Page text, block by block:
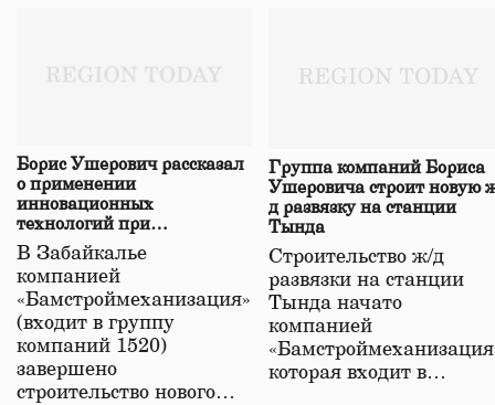
Борис Ушерович рассказал
о применении
инновационных
технологий при
строительстве нового моста
в Забайкалье
В Забайкалье
компанией
«Бамстроймеханизация»
(входит в группу
компаний 1520)
завершено
строительство нового…
Группа компаний Бориса
Ушеровича строит новую
д развязку на станции
Тында
Строительство ж/д
развязки на станции
Тында начато
компанией
которая входит в…